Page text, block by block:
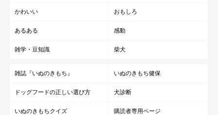
かわいい おもしろ
あるある 感動
雑学・豆知識 柴犬
雑誌『いぬのきもち』 いぬのきもち健保
ドッグフードの正しい選び方 犬診断
いぬのきもちクイズ 購読者専用ページ